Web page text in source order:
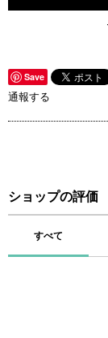
Save
通報する
ショップの評価
すべて